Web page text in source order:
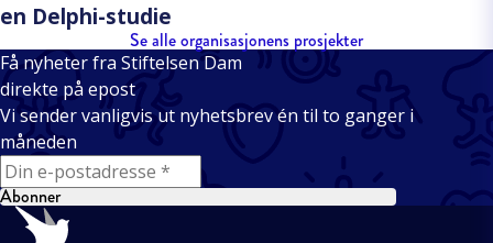
en Delphi-studie
Se alle organisasjonens prosjekter
Få nyheter fra Stiftelsen Dam
direkte på epost
Vi sender vanligvis ut nyhetsbrev én til to ganger i
måneden
E-mail
Abonner
Bunntekst